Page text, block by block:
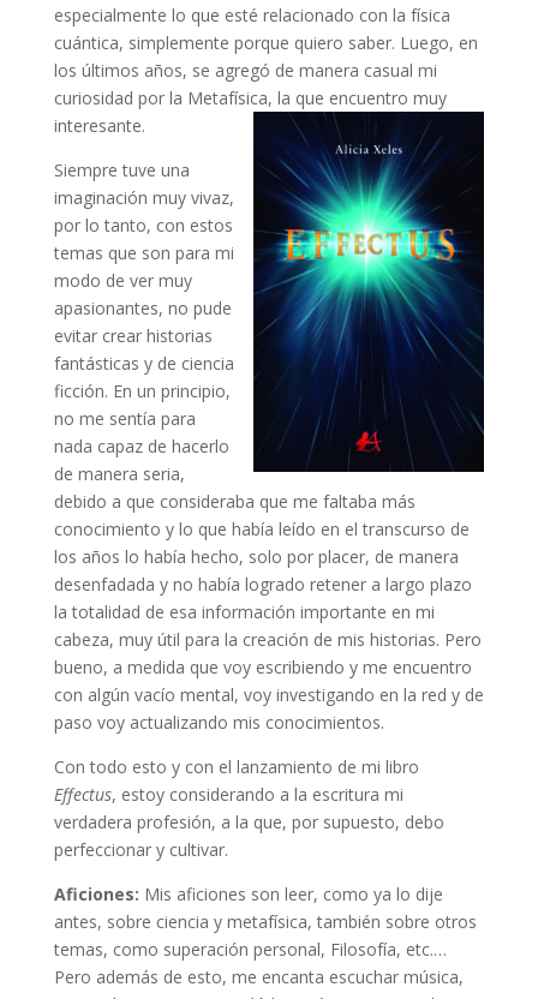
especialmente lo que esté relacionado con la física
cuántica, simplemente porque quiero saber. Luego, en
los últimos años, se agregó de manera casual mi
curiosidad por la Metafísica, la que encuentro muy
interesante.
Siempre tuve una
imaginación muy vivaz,
por lo tanto, con estos
temas que son para mi
modo de ver muy
apasionantes, no pude
evitar crear historias
fantásticas y de ciencia
ficción. En un principio,
no me sentía para
nada capaz de hacerlo
de manera seria,
debido a que consideraba que me faltaba más
conocimiento y lo que había leído en el transcurso de
los años lo había hecho, solo por placer, de manera
desenfadada y no había logrado retener a largo plazo
la totalidad de esa información importante en mi
cabeza, muy útil para la creación de mis historias. Pero
bueno, a medida que voy escribiendo y me encuentro
con algún vacío mental, voy investigando en la red y de
paso voy actualizando mis conocimientos.
Con todo esto y con el lanzamiento de mi libro
Effectus, estoy considerando a la escritura mi
verdadera profesión, a la que, por supuesto, debo
perfeccionar y cultivar.
Aficiones: Mis aficiones son leer, como ya lo dije
antes, sobre ciencia y metafísica, también sobre otros
temas, como superación personal, Filosofía, etc.…
Pero además de esto, me encanta escuchar música,